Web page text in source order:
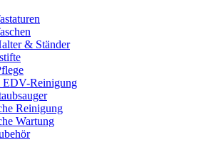
& Ständer
Reinigung
Reinigung
Wartung